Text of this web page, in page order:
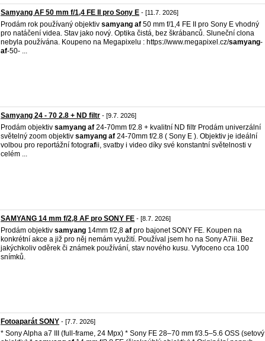
Samyang AF 50 mm f/1,4 FE II pro Sony E - [11.7. 2026]
Prodám rok používaný objektiv samyang af 50 mm f/1,4 FE II pro Sony E vhodný
pro natáčení videa. Stav jako nový. Optika čistá, bez škrábanců. Sluneční clona
nebyla používána. Koupeno na Megapixelu : https://www.megapixel.cz/samyang-
af-50- ...
Samyang 24 - 70 2.8 + ND filtr - [9.7. 2026]
Prodám objektiv samyang af 24-70mm f/2.8 + kvalitní ND filtr Prodám univerzální
světelný zoom objektiv samyang af 24-70mm f/2.8 ( Sony E ). Objektiv je ideální
volbou pro reportážní fotografii, svatby i video díky své konstantní světelnosti v
celém ...
SAMYANG 14 mm f/2,8 AF pro SONY FE - [8.7. 2026]
Prodám objektiv samyang 14mm f/2,8 af pro bajonet SONY FE. Koupen na
konkrétní akce a již pro něj nemám využití. Používal jsem ho na Sony A7iii. Bez
jakýchkoliv oděrek či známek používání, stav nového kusu. Vyfoceno cca 100
snímků.
Fotoaparát SONY - [7.7. 2026]
* Sony Alpha a7 III (full-frame, 24 Mpx) * Sony FE 28–70 mm f/3.5–5.6 OSS (setový